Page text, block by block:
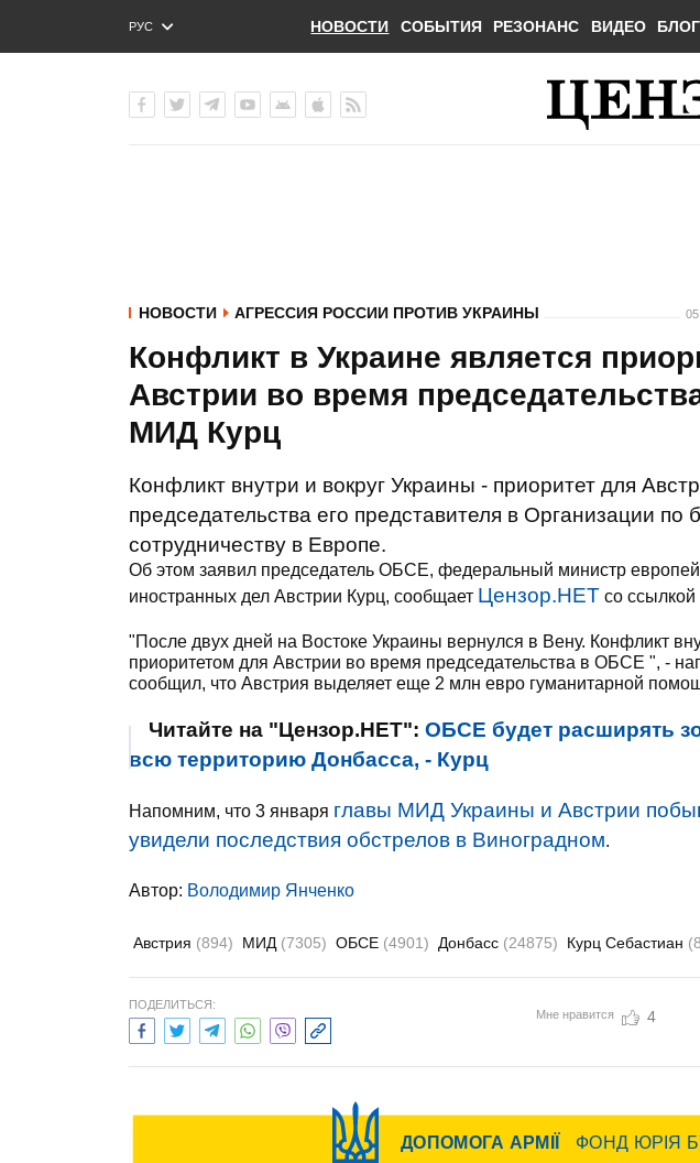
РУС
ENG
НОВОСТИ СОБЫТИЯ РЕЗОНАНС ВИДЕО
НОВОСТИ АГРЕССИЯ РОССИИ ПРОТИВ УКРАИНЫ
Конфликт в Украине является
Австрии во время
МИД Курц
Конфликт внутри и вокруг Украины - приоритет для
председательства его представителя в Организации по
сотрудничеству в Европе.
Об этом заявил председатель ОБСЕ, федеральный министр
иностранных дел Австрии Курц, сообщает Цензор.НЕТ со ссылкой
"После двух дней на Востоке Украины вернулся в Вену. Конфликт
приоритетом для Австрии во время председательства в ОБСЕ ", -
сообщил, что Австрия выделяет еще 2 млн евро гуманитарной
Читайте на "Цензор.НЕТ": ОБСЕ будет расширять
всю территорию Донбасса, - Курц
Напомним, что 3 января главы МИД Украины и Австрии
увидели последствия обстрелов в Виноградном.
Автор: Володимир Янченко
Австрия (894) МИД (7305) ОБСЕ (4901) Донбасс (24875) Курц Себастиан
ПОДЕЛИТЬСЯ:
Мне нравится 4